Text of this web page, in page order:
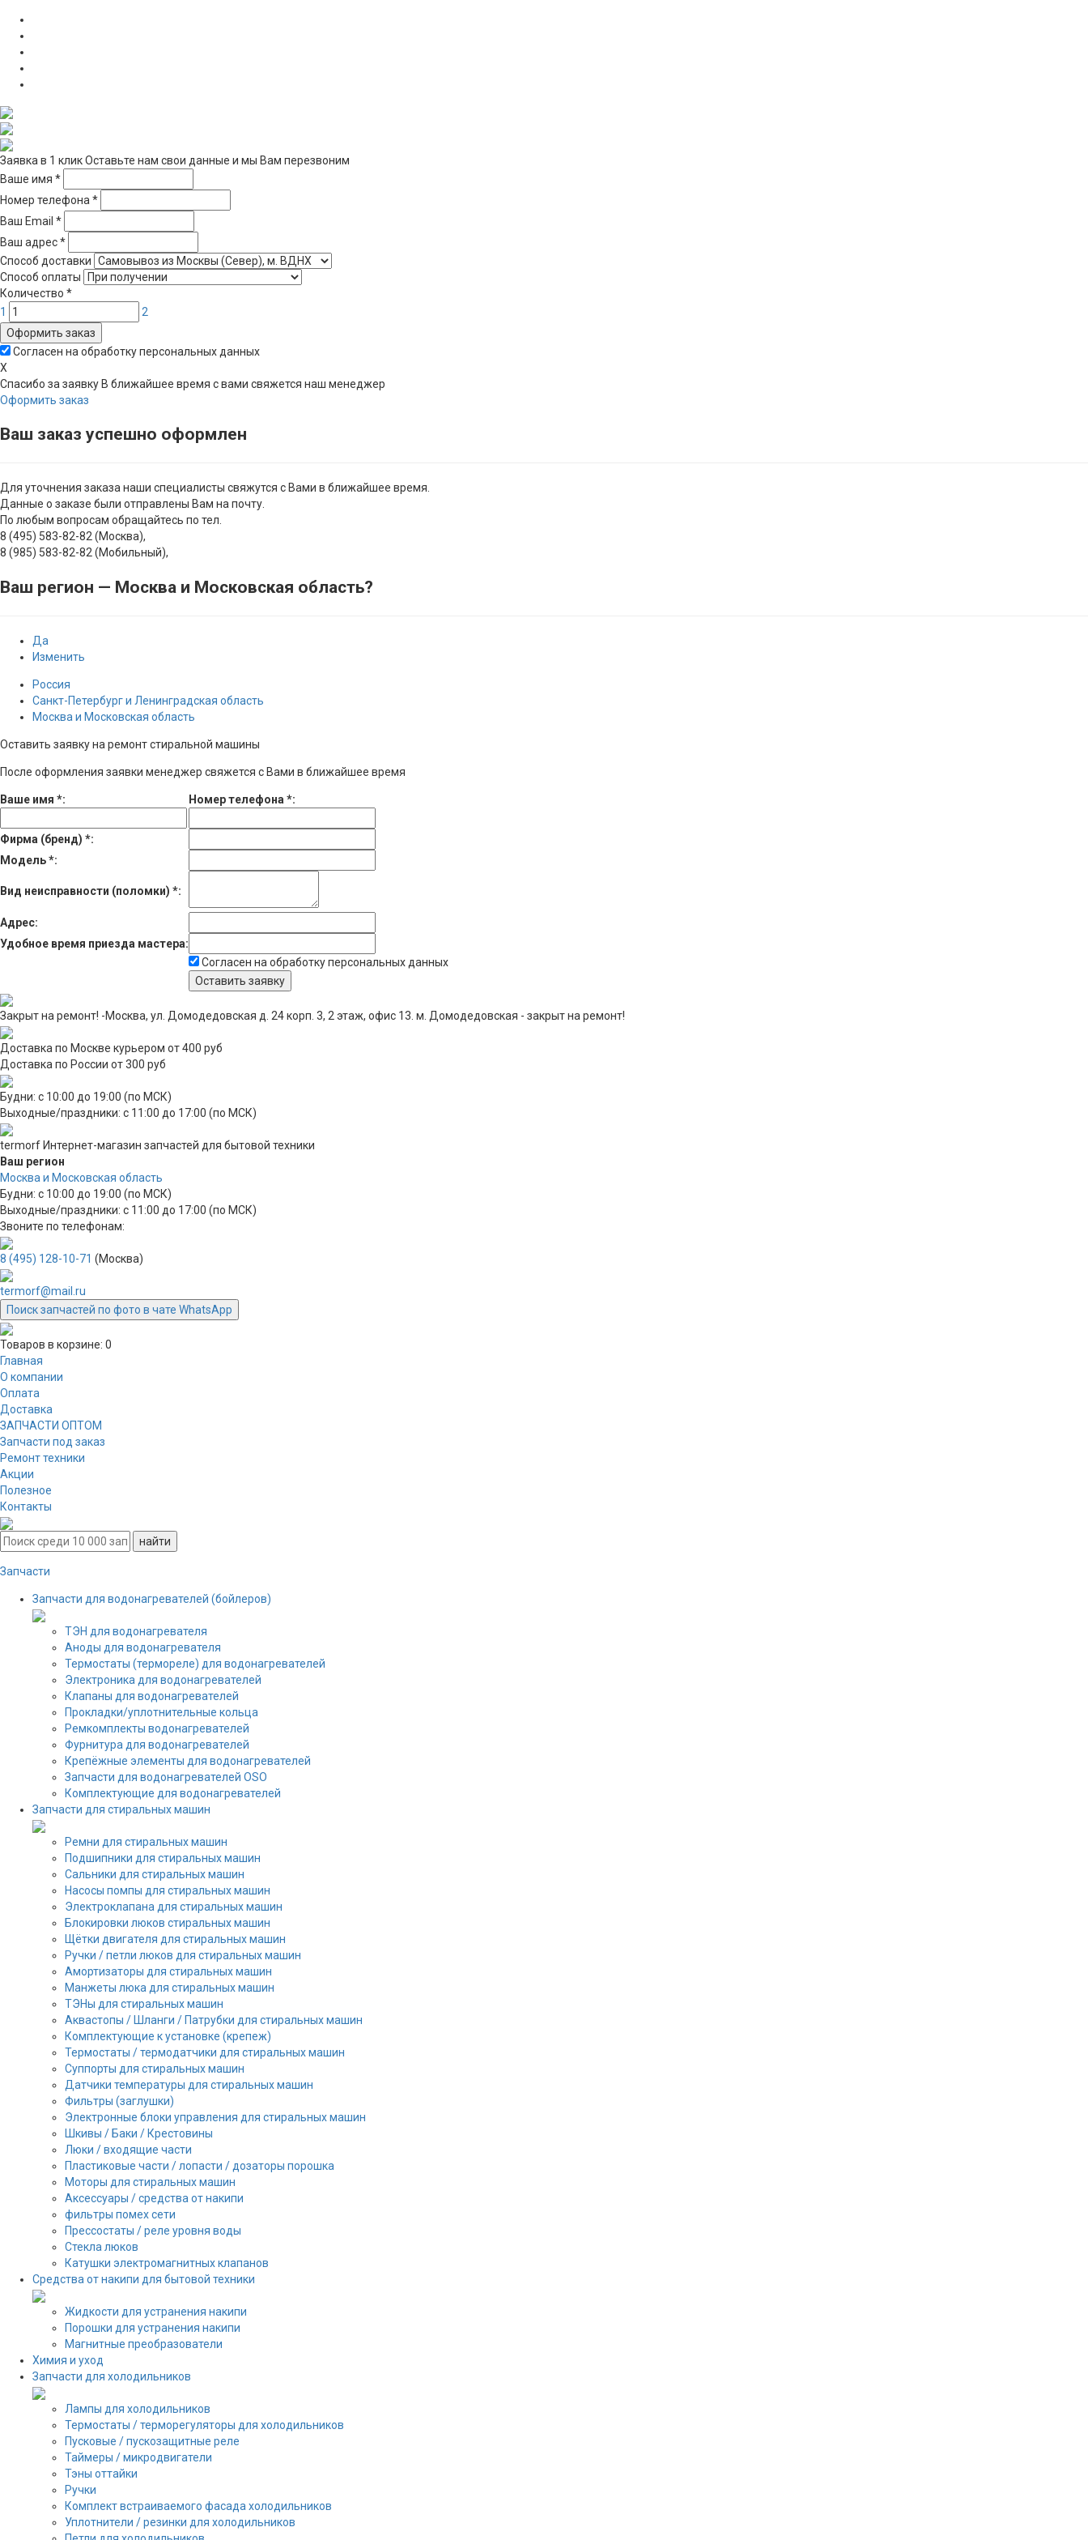
Заявка в 1 кликОставьте нам свои данные и мы Вам перезвоним
Ваше имя *
Номер телефона *
Ваш Email *
Ваш адрес*
Способ доставки
Способ оплаты
Количество *
1
2
Оформить заказ
Согласен на обработку персональных данных
X
Спасибо за заявку В ближайшее время с вами свяжется наш менеджер
Оформить заказ
Ваш заказ успешно оформлен
Для уточнения заказа наши специалисты свяжутся с Вами в ближайшее время.
Данные о заказе были отправлены Вам на почту.
По любым вопросам обращайтесь по тел.
8 (495) 583-82-82 (Москва),
8 (985) 583-82-82 (Мобильный),
Ваш регион — Москва и Московская область?
Да
Изменить
Россия
Санкт-Петербург и Ленинградская область
Москва и Московская область
Оставить заявку на ремонт стиральной машины
После оформления заявки менеджер свяжется с Вами в ближайшее время
Ваше имя *: Номер телефона *:
Фирма (бренд) *:
Модель*:
Вид неисправности (поломки) *:
Адрес:
Удобное время приезда мастера:
Согласен на обработку персональных данных
Закрыт на ремонт! -Москва, ул. Домодедовская д. 24 корп. 3, 2 этаж, офис 13. м. Домодедовская - закрыт на ремонт!
Доставка по Москве курьером от 400 руб
Доставка по России от 300 руб
Будни: с 10:00 до 19:00 (по МСК)
Выходные/праздники: с 11:00 до 17:00 (по МСК)
termorf Интернет-магазин запчастей для бытовой техники
Ваш регион
Москва и Московская область
Будни: с 10:00 до 19:00 (по МСК)
Выходные/праздники: с 11:00 до 17:00 (по МСК)
Звоните по телефонам:
8 (495) 128-10-71 (Москва)
termorf@mail.ru
Поиск запчастей по фото в чате WhatsApp
Товаров в корзине: 0
Главная
О компании
Оплата
Доставка
ЗАПЧАСТИ ОПТОМ
Запчасти под заказ
Ремонт техники
Акции
Полезное
Контакты
Запчасти
Запчасти для водонагревателей (бойлеров)
ТЭН для водонагревателя
Аноды для водонагревателя
Термостаты (термореле) для водонагревателей
Электроника для водонагревателей
Клапаны для водонагревателей
Прокладки/уплотнительные кольца
Ремкомплекты водонагревателей
Фурнитура для водонагревателей
Крепёжные элементы для водонагревателей
Запчасти для водонагревателей OSO
Комплектующие для водонагревателей
Запчасти для стиральных машин
Ремни для стиральных машин
Подшипники для стиральных машин
Сальники для стиральных машин
Насосы помпы для стиральных машин
Электроклапана для стиральных машин
Блокировки люков стиральных машин
Щётки двигателя для стиральных машин
Ручки / петли люков для стиральных машин
Амортизаторы для стиральных машин
Манжеты люка для стиральных машин
ТЭНы для стиральных машин
Аквастопы / Шланги / Патрубки для стиральных машин
Комплектующие к установке (крепеж)
Термостаты / термодатчики для стиральных машин
Суппорты для стиральных машин
Датчики температуры для стиральных машин
Фильтры (заглушки)
Электронные блоки управления для стиральных машин
Шкивы / Баки / Крестовины
Люки / входящие части
Пластиковые части / лопасти / дозаторы порошка
Моторы для стиральных машин
Аксессуары / средства от накипи
фильтры помех сети
Прессостаты / реле уровня воды
Стекла люков
Катушки электромагнитных клапанов
Средства от накипи для бытовой техники
Жидкости для устранения накипи
Порошки для устранения накипи
Магнитные преобразователи
Химия и уход
Запчасти для холодильников
Лампы для холодильников
Термостаты / терморегуляторы для холодильников
Пусковые / пускозащитные реле
Таймеры / микродвигатели
Тэны оттайки
Ручки
Комплект встраиваемого фасада холодильников
Уплотнители / резинки для холодильников